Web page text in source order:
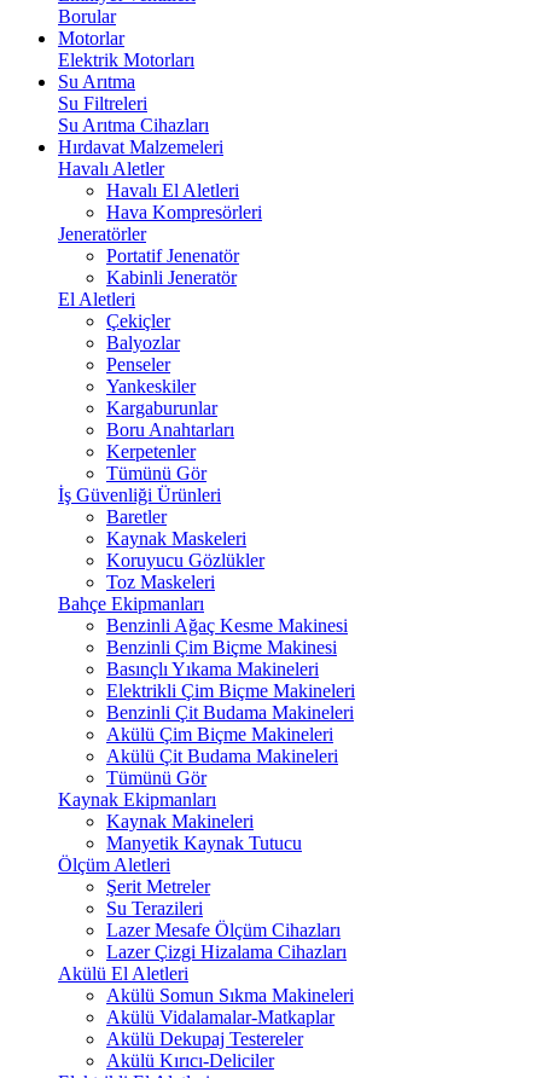
Borular
Motorlar
Elektrik Motorları
Su Arıtma
Su Filtreleri
Su Arıtma Cihazları
Hırdavat Malzemeleri
Havalı Aletler
Havalı El Aletleri
Hava Kompresörleri
Jeneratörler
Portatif Jenenatör
Kabinli Jeneratör
El Aletleri
Çekiçler
Balyozlar
Penseler
Yankeskiler
Kargaburunlar
Boru Anahtarları
Kerpetenler
Tümünü Gör
İş Güvenliği Ürünleri
Baretler
Kaynak Maskeleri
Koruyucu Gözlükler
Toz Maskeleri
Bahçe Ekipmanları
Benzinli Ağaç Kesme Makinesi
Benzinli Çim Biçme Makinesi
Basınçlı Yıkama Makineleri
Elektrikli Çim Biçme Makineleri
Benzinli Çit Budama Makineleri
Akülü Çim Biçme Makineleri
Akülü Çit Budama Makineleri
Tümünü Gör
Kaynak Ekipmanları
Kaynak Makineleri
Manyetik Kaynak Tutucu
Ölçüm Aletleri
Şerit Metreler
Su Terazileri
Lazer Mesafe Ölçüm Cihazları
Lazer Çizgi Hizalama Cihazları
Akülü El Aletleri
Akülü Somun Sıkma Makineleri
Akülü Vidalamalar-Matkaplar
Akülü Dekupaj Testereler
Akülü Kırıcı-Deliciler